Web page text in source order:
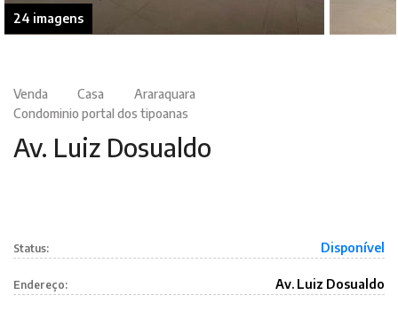
24 imagens
Venda Casa
Araraquara
Condominio portal dos tipoanas
Av. Luiz Dosualdo
Status: Disponível
Endereço: Av. Luiz Dosualdo